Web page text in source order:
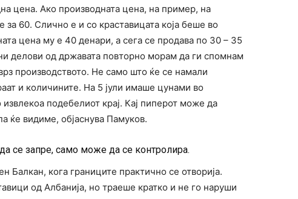
цена. Ако производната цена, на пример, на
60. Слично е и со краставицата која беше во
цена му е 40 денари, а сега се продава по 30 – 35
делови од државата повторно морам да ги спомнам
производството. Не само што ќе се намали
и количините. На 5 јули имаше цунами во
подебелиот крај. Кај пиперот може да
ќе видиме, објаснува Памуков.
се запре, само може да се контролира.
Балкан, кога границите практично се отворија.
од Албанија, но траеше кратко и не го наруши